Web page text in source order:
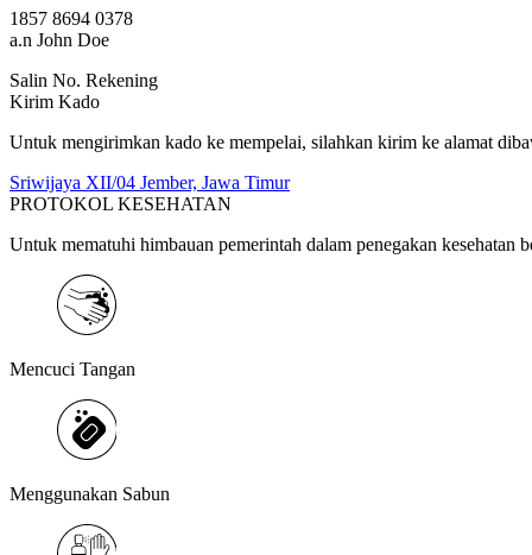
1857 8694 0378
a.n John Doe
Salin No. Rekening
Kirim Kado
Untuk mengirimkan kado ke mempelai, silahkan kirim ke alamat
Sriwijaya XII/04 Jember, Jawa Timur
PROTOKOL KESEHATAN
Untuk mematuhi himbauan pemerintah dalam penegakan kesehatan
Mencuci Tangan
Menggunakan Sabun